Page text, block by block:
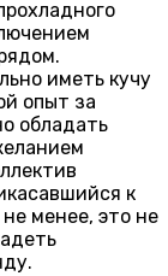
иметь кучу
опыт за
обладать
к
менее, это не